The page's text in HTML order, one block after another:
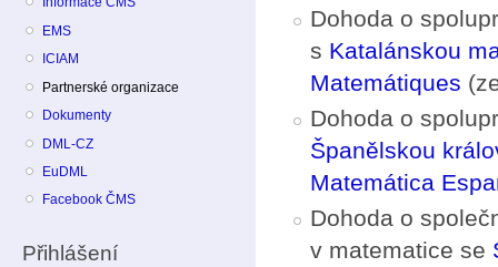
EMS
ICIAM
Partnerské organizace
Dokumenty
DML-CZ
EuDML
Facebook ČMS
Přihlášení
Dohoda o
s Katalánskou
Matemátiques
Dohoda o
Španělskou
Matemática
Dohoda o
v matematice se